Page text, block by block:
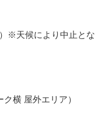
※天候により中止とな
横 屋外エリア）